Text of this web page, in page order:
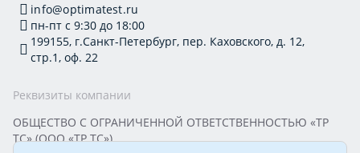
info@optimatest.ru
пн-пт с 9:30 до 18:00
199155, г.Санкт-Петербург, пер. Каховского, д. 12,
стр.1, оф. 22
Реквизиты компании
ОБЩЕСТВО С ОГРАНИЧЕННОЙ ОТВЕТСТВЕННОСТЬЮ «ТР
ТС» (ООО «ТР ТС»)